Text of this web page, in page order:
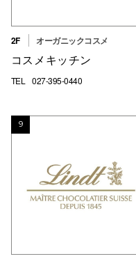
2F オーガニックコスメ
コスメキッチン
TEL 027-395-0440
9